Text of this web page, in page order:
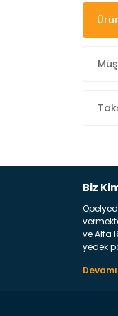
Biz
ve Alfa
yedek